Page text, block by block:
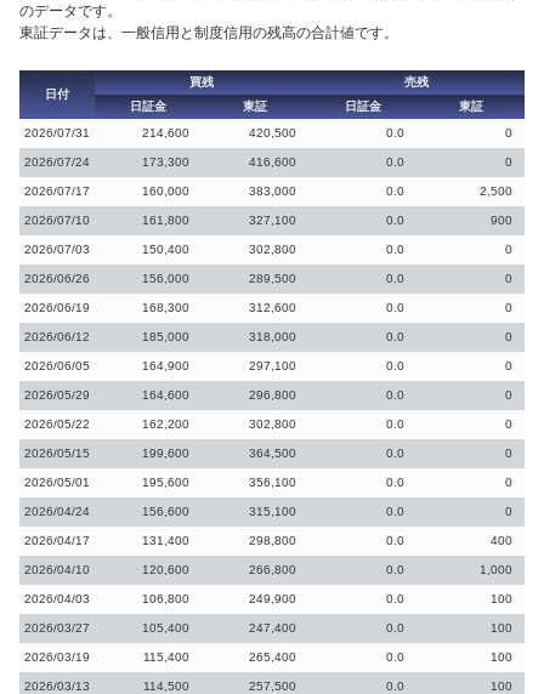
のデータです。
東証データは、一般信用と制度信用の残高の合計値です。
日付
買残
売残
日証金
東証 日証金
東証
2026/07/31
214,600 420,500 0.0 0
2026/07/24 173,300 416,600 0.0 0
2026/07/17 160,000 383,000 0.0 2,500
2026/07/10 161,800 327,100 0.0 900
2026/07/03 150,400 302,800 0.0 0
2026/06/26 156,000 289,500 0.0 0
2026/06/19 168,300 312,600 0.0 0
2026/06/12 185,000 318,000 0.0 0
2026/06/05 164,900 297,100 0.0 0
2026/05/29 164,600 296,800 0.0 0
2026/05/22 162,200 302,800 0.0 0
2026/05/15 199,600 364,500 0.0 0
2026/05/01 195,600 356,100 0.0 0
2026/04/24 156,600 315,100 0.0 0
2026/04/17 131,400 298,800 0.0 400
2026/04/10 120,600 266,800 0.0 1,000
2026/04/03 106,800 249,900 0.0 100
2026/03/27 105,400 247,400 0.0 100
2026/03/19 115,400 265,400 0.0 100
2026/03/13 114,500 257,500 0.0 100